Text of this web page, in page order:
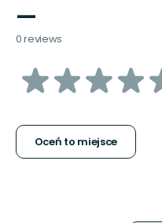
—
0 reviews
z
gwiazdek
Oceń to miejsce